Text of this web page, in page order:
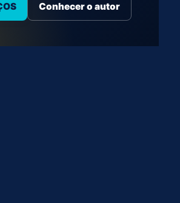
Conhecer o autor